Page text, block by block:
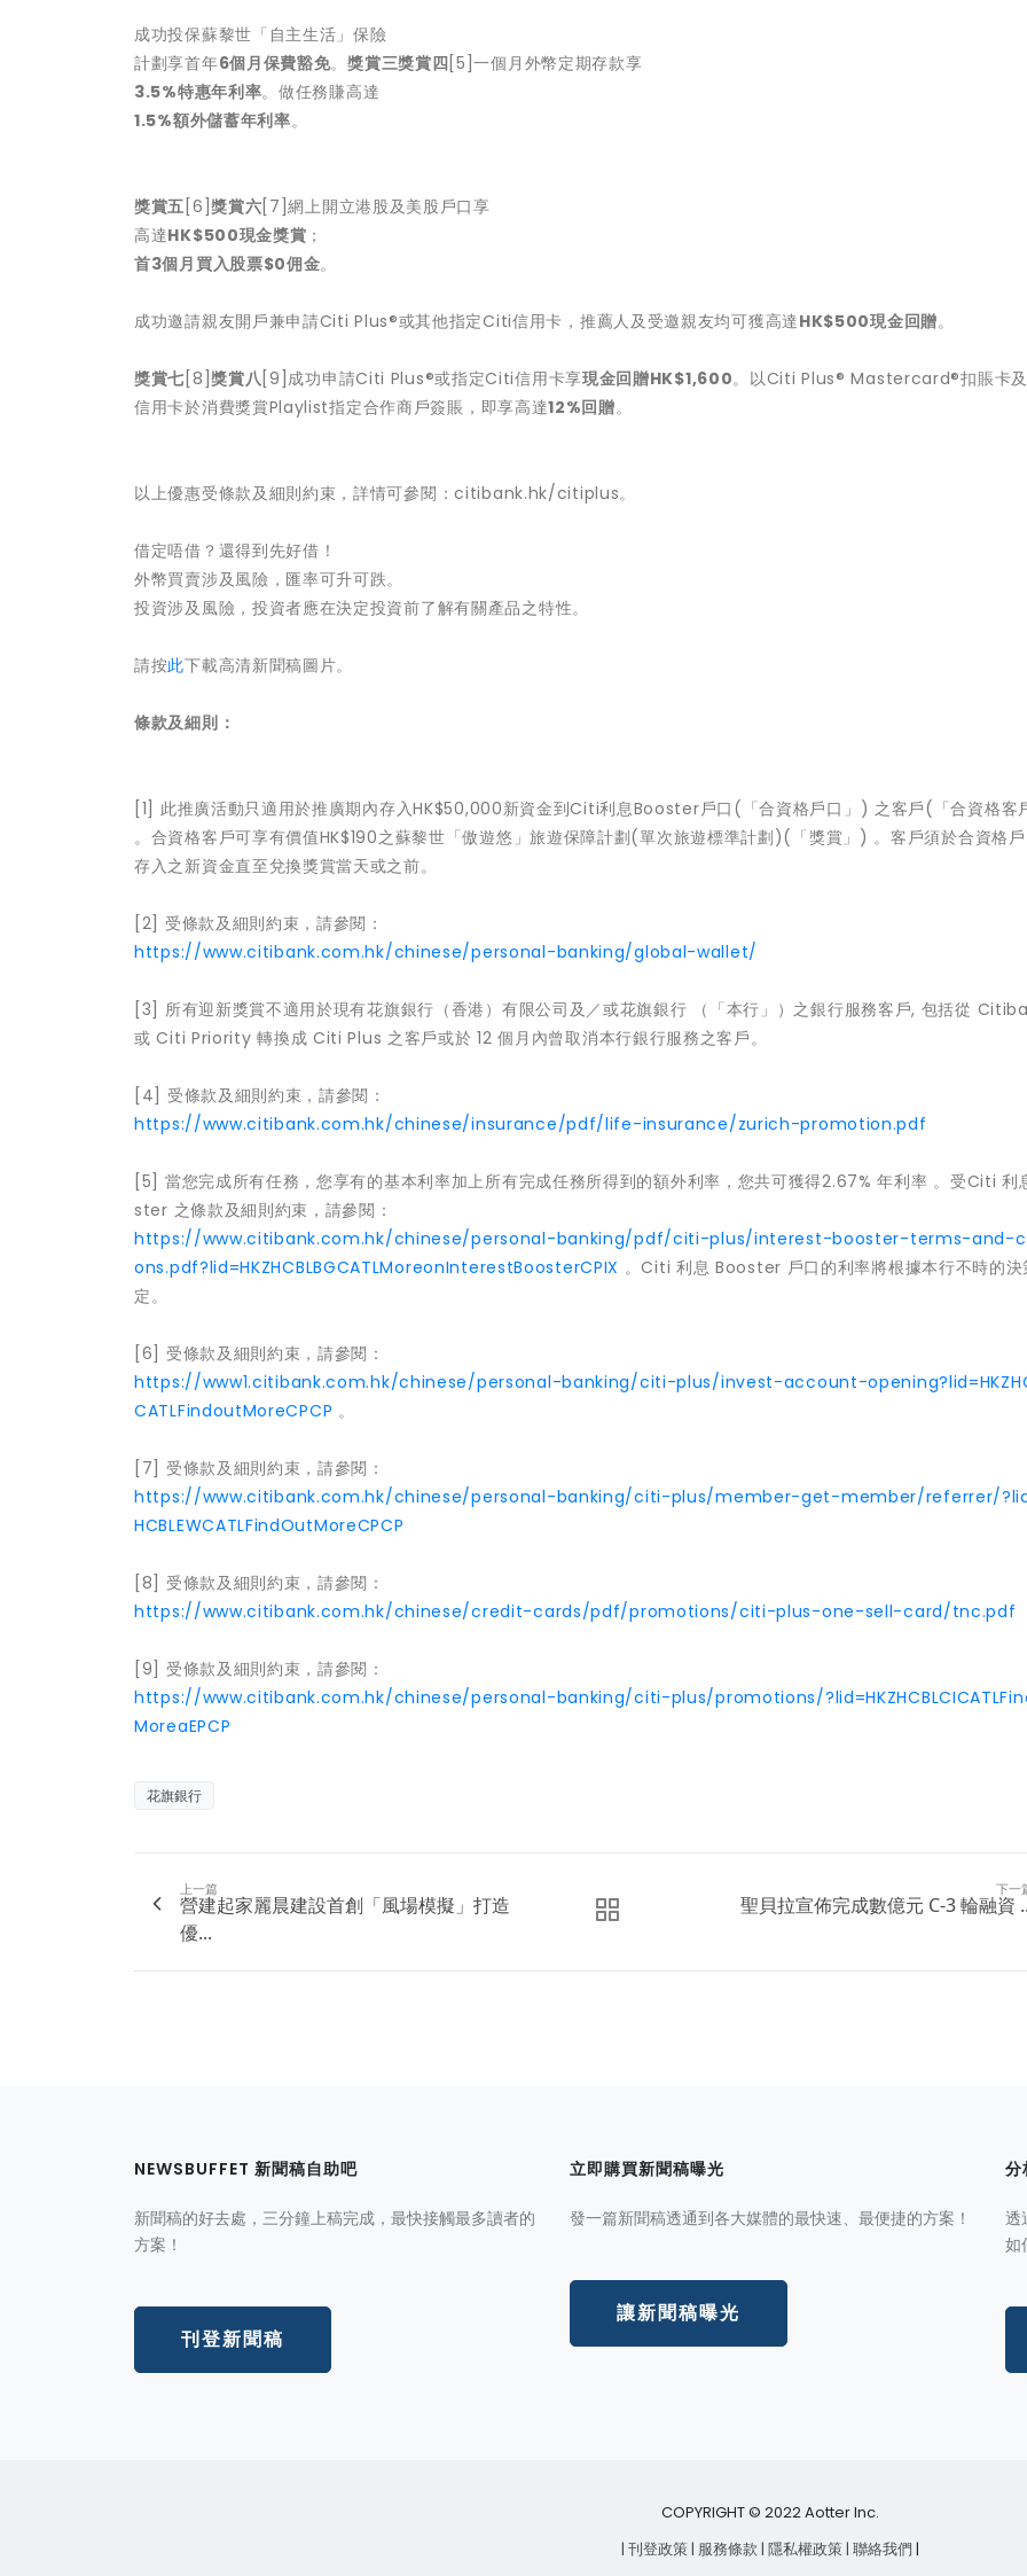
成功投保蘇黎世「自主生活」保險
計劃享首年6個月保費豁免。獎賞三獎賞四[5]一個月外幣定期存款享
3.5%特惠年利率。做任務賺高達
1.5%額外儲蓄年利率。
獎賞五 [6]獎賞六[7]網上開立港股及美股戶口享
高達HK$500現金獎賞 ；
首3個月買入股票$0佣金。
成功邀請親友開戶兼申請Citi Plus®或其他指定Citi信用卡，推薦人及受邀親友均可獲高達HK$500現金回贈。
獎賞七 [8]獎賞八 [9]成功申請Citi Plus®或指定Citi信用卡享現金回贈HK$1,600。以Citi Plus® Mastercard®扣賬卡及
信用卡於消費獎賞Playlist指定合作商戶簽賬，即享高達12%回贈。
以上優惠受條款及細則約束，詳情可參閱：citibank.hk/citiplus。
借定唔借？還得到先好借！
外幣買賣涉及風險，匯率可升可跌。
投資涉及風險，投資者應在決定投資前了解有關產品之特性。
請按此下載高清新聞稿圖片。
條款及細則：
[1] 此推廣活動只適用於推廣期內存入HK$50,000新資金到Citi利息Booster戶口(「合資格戶口」) 之客戶(「合資格客
。合資格客戶可享有價值HK$190之蘇黎世「傲遊悠」旅遊保障計劃(單次旅遊標準計劃)(「獎賞」) 。客戶須於合資格
存入之新資金直至兌換獎賞當天或之前。
[2] 受條款及細則約束，請參閱：
https://www.citibank.com.hk/chinese/personal-banking/global-wallet/
[3] 所有迎新獎賞不適用於現有花旗銀行（香港）有限公司及／或花旗銀行 （「本行」）之銀行服務客戶, 包括從
或 Citi Priority 轉換成 Citi Plus 之客戶或於 12 個月內曾取消本行銀行服務之客戶。
[4] 受條款及細則約束，請參閱：
https://www.citibank.com.hk/chinese/insurance/pdf/life-insurance/zurich-promotion.pdf
[5] 當您完成所有任務，您享有的基本利率加上所有完成任務所得到的額外利率，您共可獲得2.67% 年利率 。受Citi 利
ster 之條款及細則約束，請參閱：
https://www.citibank.com.hk/chinese/personal-banking/pdf/citi-plus/interest-booster-terms-and-
ons.pdf?lid=HKZHCBLBGCATLMoreonInterestBoosterCPIX 。Citi 利息 Booster 戶口的利率將根據本行不時的決
定。
[6] 受條款及細則約束，請參閱：
https://www1.citibank.com.hk/chinese/personal-banking/citi-plus/invest-account-
CATLFindoutMoreCPCP 。
[7] 受條款及細則約束，請參閱：
https://www.citibank.com.hk/chinese/personal-banking/citi-plus/member-get-member/referrer/
HCBLEWCATLFindOutMoreCPCP
[8] 受條款及細則約束，請參閱：
https://www.citibank.com.hk/chinese/credit-cards/pdf/promotions/citi-plus-one-sell-card/tnc.pdf
[9] 受條款及細則約束，請參閱：
https://www.citibank.com.hk/chinese/personal-banking/citi-plus/promotions/
MoreaEPCP
花旗銀行
上一篇
營建起家麗晨建設首創「風場模擬」打造
優...
下一
聖貝拉宣佈完成數億元 C-3 輪融資
NEWSBUFFET 新聞稿自助吧
新聞稿的好去處，三分鐘上稿完成，最快接觸最多讀者的
方案！
刊登新聞稿
立即購買新聞稿曝光
發一篇新聞稿透通到各大媒體的最快速、最便捷的方案！
讓新聞稿曝光
分
透
如
COPYRIGHT © 2022 Aotter Inc.
| 刊登政策 | 服務條款 | 隱私權政策 | 聯絡我們 |